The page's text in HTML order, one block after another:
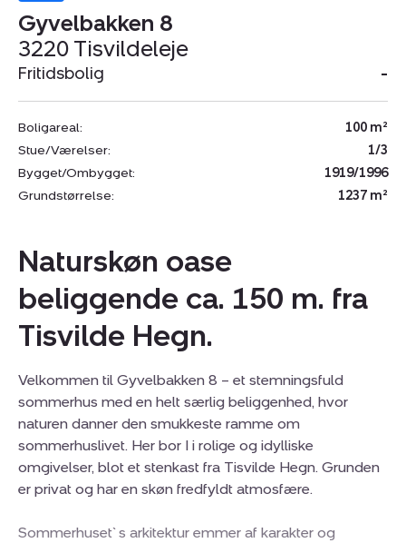
Gyvelbakken 8
3220 Tisvildeleje
Fritidsbolig -
Boligareal:
100 m²
Stue/Værelser:
1/3
Bygget/Ombygget:
1919/1996
Grundstørrelse:
1237 m²
Naturskøn oase
beliggende ca. 150 m. fra
Tisvilde Hegn.
Velkommen til Gyvelbakken 8 – et stemningsfuld
sommerhus med en helt særlig beliggenhed, hvor
naturen danner den smukkeste ramme om
sommerhuslivet. Her bor I i rolige og idylliske
omgivelser, blot et stenkast fra Tisvilde Hegn. Grunden
er privat og har en skøn fredfyldt atmosfære.
Sommerhuset`s arkitektur emmer af karakter og